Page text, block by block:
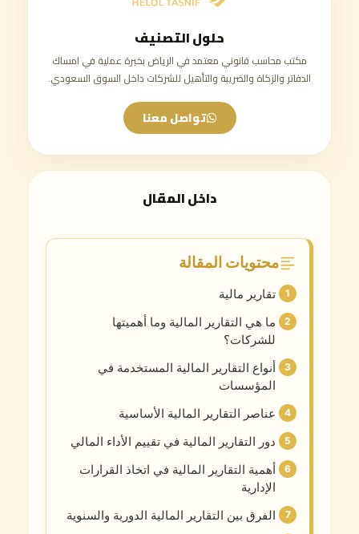
حلول التصنيف
مكتب محاسب قانوني معتمد في الرياض بخبرة عملية في امساك
الدفاتر والزكاة والضريبة والتأهيل للشركات داخل السوق السعودي.
تواصل معنا
داخل المقال
محتويات المقالة
تقارير مالية
ما هي التقارير المالية وما أهميتها
للشركات؟
أنواع التقارير المالية المستخدمة في
المؤسسات
عناصر التقارير المالية الأساسية
دور التقارير المالية في تقييم الأداء المالي
أهمية التقارير المالية في اتخاذ القرارات
الإدارية
الفرق بين التقارير المالية الدورية والسنوية